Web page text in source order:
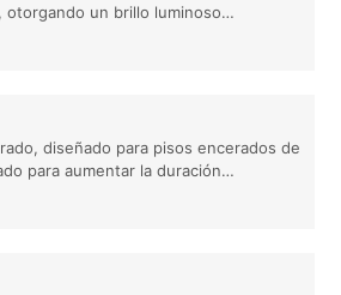
otorgando un brillo luminoso…
diseñado para pisos encerados de
para aumentar la duración…